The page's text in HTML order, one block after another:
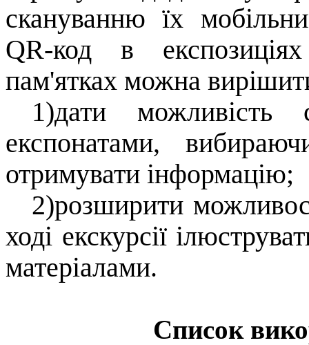
скануванню їх
QR-код в
пам'ятках можна
1)дати можливість
експонатами,
отримувати інформацію;
2)розширити
ході екскурсії
матеріалами.
Список